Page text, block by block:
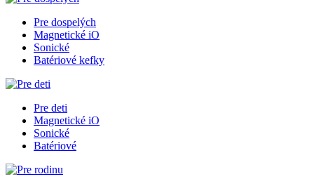
Pre dospelých
Magnetické iO
Sonické
Batériové kefky
Pre deti
Magnetické iO
Sonické
Batériové